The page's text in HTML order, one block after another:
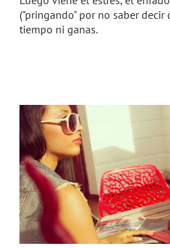
("pringando" por no saber decir
tiempo ni ganas.